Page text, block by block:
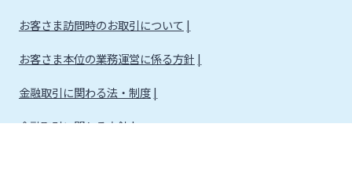
お客さま訪問時のお取引について
お客さま本位の業務運営に係る方針
金融取引に関わる法・制度
金融取引に関わる方針